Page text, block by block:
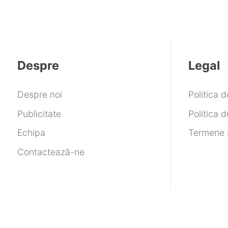
Despre
Despre noi
Publicitate
Echipa
Contactează-ne
Legal
Politica
Politica
Termene